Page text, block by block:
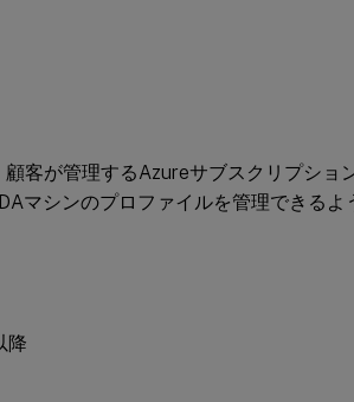
客が管理するAzureサブスクリプショ
マシンのプロファイルを管理できるよ
降